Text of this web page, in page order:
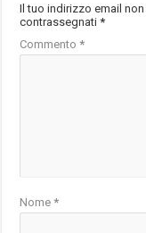
Il tuo indirizzo email
contrassegnati*
Commento*
Nome*